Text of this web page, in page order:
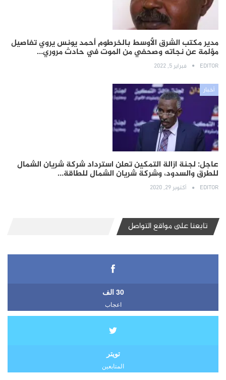
مدير مكتب الشرق الأوسط بالخرطوم أحمد يونس يروي تفاصيل
مؤلمة عن نجاته وصحفي من الموت في حادث مروري…
EDITOR فبراير 5, 2022
أخبار
عاجل: لجنة ازالة التمكين تعلن استرداد شركة شريان الشمال
للطرق والسدود، وشركة شريان الشمال للطاقة…
EDITOR أكتوبر 29, 2020
تابعنا على مواقع التواصل
30 الف
اعجاب
تويتر
المتابعين